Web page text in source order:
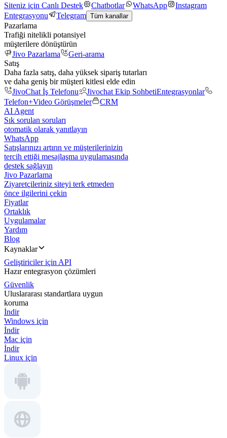
Siteniz için Canlı Destek
Chatbotlar WhatsApp
Instagram
Entegrasyonu
Telegram Tüm kanallar
Pazarlama
Trafiği nitelikli potansiyel
müşterilere dönüştürün
Jivo Pazarlama
Geri-arama
Satış
Daha fazla satış, daha yüksek sipariş tutarları
ve daha geniş bir müşteri kitlesi elde edin
JivoChat İş Telefonu
Jivochat Ekip SohbetiEntegrasyonlar
Telefon+Video Görüşmeler
CRM
AI Agent
Sık sorulan soruları
otomatik olarak yanıtlayın
WhatsApp
Satışlarınızı artırın ve müşterilerinizin
tercih ettiği mesajlaşma uygulamasında
destek sağlayın
Jivo Pazarlama
Ziyaretçileriniz siteyi terk etmeden
önce ilgilerini çekin
Fiyatlar
Ortaklık
Uygulamalar
Yardım
Blog
Kaynaklar
Geliştiriciler için API
Hazır entegrasyon çözümleri
Güvenlik
Uluslararası standartlara uygun
koruma
İndir
Windows için
İndir
Mac için
İndir
Linux için